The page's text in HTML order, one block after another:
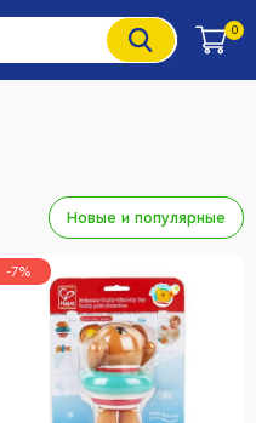
0
Новые и популярные
-7%